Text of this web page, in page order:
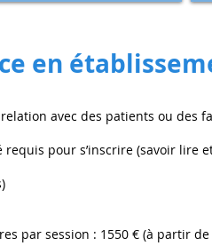
en
avec des patients ou des
requis pour s’inscrire (savoir lire
par session : 1550 € (à partir